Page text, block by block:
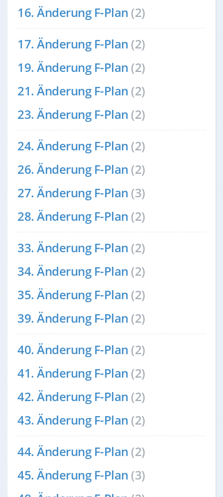
16. Änderung F-Plan (2)
17. Änderung F-Plan (2)
19. Änderung F-Plan (2)
21. Änderung F-Plan (2)
23. Änderung F-Plan (2)
24. Änderung F-Plan (2)
26. Änderung F-Plan (2)
27. Änderung F-Plan (3)
28. Änderung F-Plan (2)
33. Änderung F-Plan (2)
34. Änderung F-Plan (2)
35. Änderung F-Plan (2)
39. Änderung F-Plan (2)
40. Änderung F-Plan (2)
41. Änderung F-Plan (2)
42. Änderung F-Plan (2)
43. Änderung F-Plan (2)
44. Änderung F-Plan (2)
45. Änderung F-Plan (3)